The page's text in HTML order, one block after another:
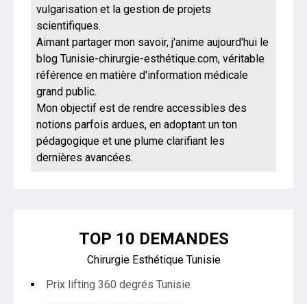
vulgarisation et la gestion de projets
scientifiques.
Aimant partager mon savoir, j'anime aujourd'hui le
blog Tunisie-chirurgie-esthétique.com, véritable
référence en matière d'information médicale
grand public.
Mon objectif est de rendre accessibles des
notions parfois ardues, en adoptant un ton
pédagogique et une plume clarifiant les
dernières avancées.
TOP 10 DEMANDES
Chirurgie Esthétique Tunisie
Prix lifting 360 degrés Tunisie